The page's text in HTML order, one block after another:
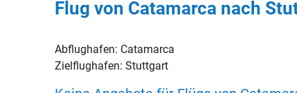
Flug von Catamarca nach
Abflughafen: Catamarca
Zielflughafen:Stuttgart